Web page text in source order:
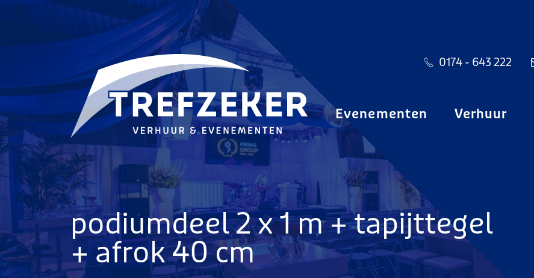
Ga direct naar de inhoud
Evenementen Verhuur
0174 - 643 222
podiumdeel 2 x 1 m + tapijttegel
+ afrok 40 cm